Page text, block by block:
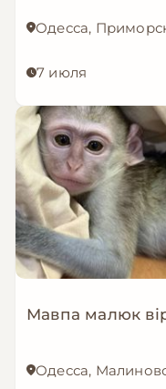
Одесса,
7 июля
Мавпа малюк
Одесса,